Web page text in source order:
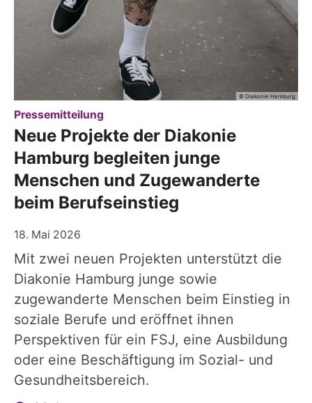
© Diakonie Hamburg
Pressemitteilung
Neue Projekte der Diakonie
Hamburg begleiten junge
Menschen und Zugewanderte
beim Berufseinstieg
18. Mai 2026
Mit zwei neuen Projekten unterstützt die
Diakonie Hamburg junge sowie
zugewanderte Menschen beim Einstieg in
soziale Berufe und eröffnet ihnen
Perspektiven für ein FSJ, eine Ausbildung
oder eine Beschäftigung im Sozial- und
Gesundheitsbereich.